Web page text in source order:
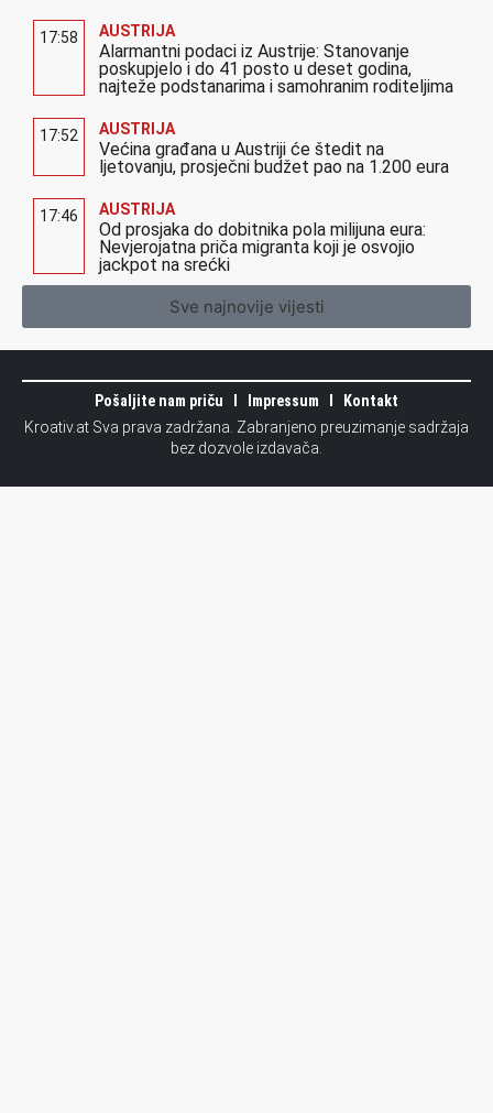
17:58 AUSTRIJA
Alarmantni podaci iz Austrije: Stanovanje
poskupjelo i do 41 posto u deset godina,
najteže podstanarima i samohranim roditeljima
17:52 AUSTRIJA
Većina građana u Austriji će štedit na
ljetovanju, prosječni budžet pao na 1.200 eura
17:46 AUSTRIJA
Od prosjaka do dobitnika pola milijuna eura:
Nevjerojatna priča migranta koji je osvojio
jackpot na srećki
Sve najnovije vijesti
Pošaljite nam priču Impressum
Kontakt
Kroativ.at Sva prava zadržana. Zabranjeno preuzimanje sadržaja
bez dozvole izdavača.